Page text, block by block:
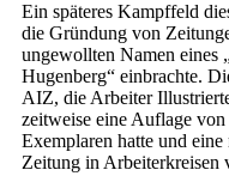
Ein späteres Kampffeld
die Gründung von
ungewollten Namen eines
Hugenberg“ einbrachte.
AIZ, die Arbeiter
zeitweise eine Auflage
Exemplaren hatte und
Zeitung in Arbeiterkreisen